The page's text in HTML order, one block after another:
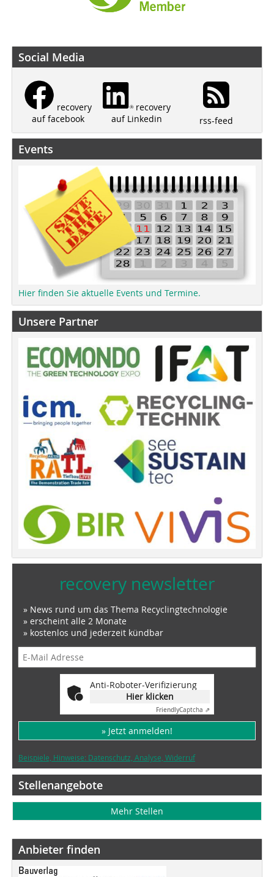
Social Media
recovery
auf facebook
recovery
auf Linkedin
rss-feed
Events
Hier finden Sie aktuelle Events und Termine.
Unsere Partner
recovery newsletter
» News rund um das Thema Recyclingtechnologie
» erscheint alle 2 Monate
» kostenlos und jederzeit kündbar
Anti-Roboter-Verifizierung
Hier klicken
FriendlyCaptcha ⇗
» Jetzt anmelden!
Beispiele, Hinweise: Datenschutz, Analyse, Widerruf
Stellenangebote
Mehr Stellen
Anbieter finden